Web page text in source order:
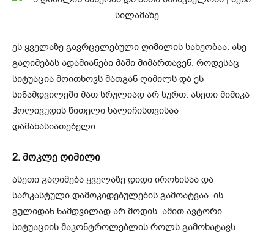
ეს ყველაზე გავრცელებული ღიმილის სახეობაა. ასე
გაღიმებას ადამიანები მაში მიმართავენ, როდესაც
სიტუაცია მოითხოვს მათგან ღიმილს და ეს
სინამდვილეში მათ სრულიად არ სურთ. ასეთი მიმიკა
ჰოლივუდის წითელი ხალიჩისთვისაა
დამახასიათებელი.
2. მოკლე ღიმილი
ასეთი გაღიმება ყველაზე დიდი ირონისაა და
სარკასტული დამოკიდებულების გამოატვაა. ის
გულიდან ნამდვილად არ მოდის. ამით ავტორი
სიტუაციის მაკონტროლებლის როლს გამოხატავს,